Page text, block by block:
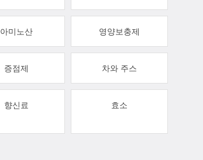
아미노산 영양보충제
증점제 차와 주스
향신료 효소